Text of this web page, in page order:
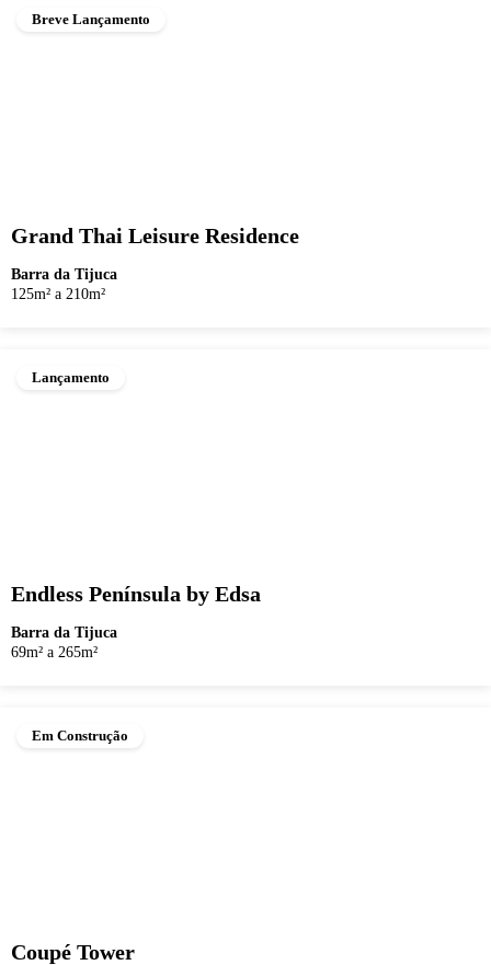
Breve Lançamento
Grand Thai Leisure Residence
Barra da Tijuca
125m² a 210m²
Lançamento
Endless Península by Edsa
Barra da Tijuca
69m² a 265m²
Em Construção
Coupé Tower